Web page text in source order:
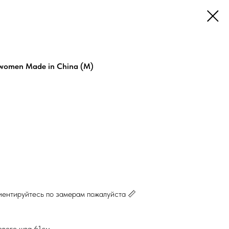
Made in China (М)
по замерам пожалуйста 📏